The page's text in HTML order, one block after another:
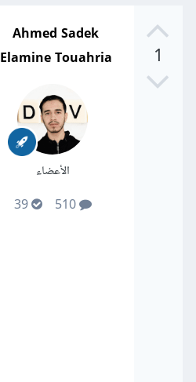
1
Ahmed Sadek
Elamine Touahria
الأعضاء
510
39